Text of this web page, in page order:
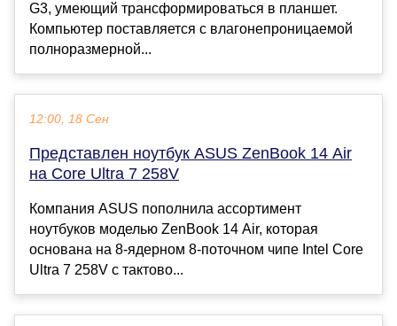
G3, умеющий трансформироваться в планшет.
Компьютер поставляется с влагонепроницаемой
полноразмерной...
12:00, 18 Сен
Представлен ноутбук ASUS ZenBook 14 Air
на Core Ultra 7 258V
Компания ASUS пополнила ассортимент
ноутбуков моделью ZenBook 14 Air, которая
основана на 8-ядерном 8-поточном чипе Intel Core
Ultra 7 258V с тактово...